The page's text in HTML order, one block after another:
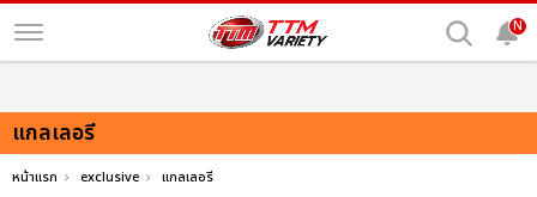
N
แกลเลอรี
หน้าแรก exclusive แกลเลอรี